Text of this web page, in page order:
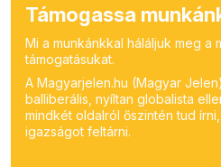
Támogassa
Mi a munkánkkal háláljuk meg a
támogatásukat.
A Magyarjelen.hu (Magyar
balliberális, nyíltan globalista
mindkét oldalról őszintén tud
igazságot feltárni.